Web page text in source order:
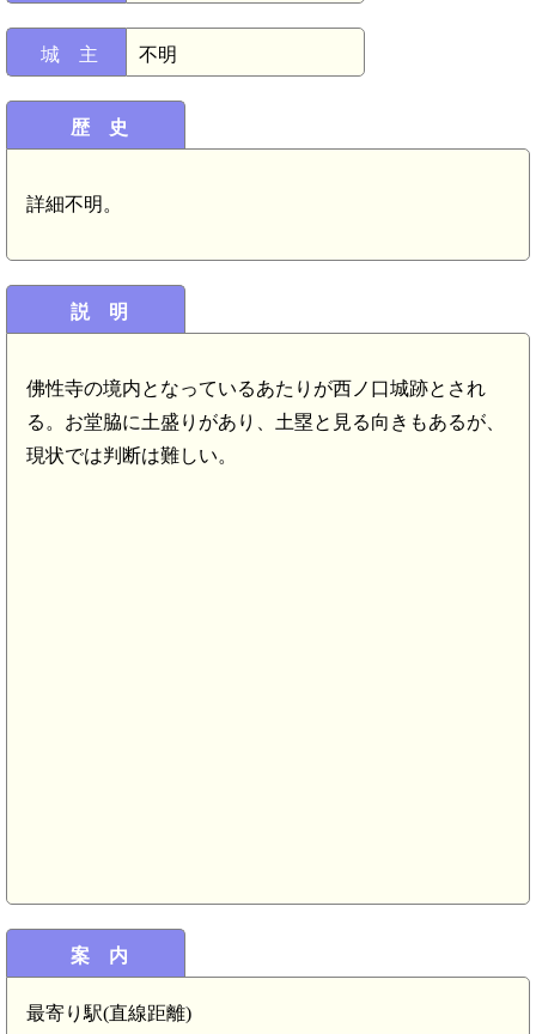
城 主 不明
歴 史
詳細不明。
説 明
佛性寺の境内となっているあたりが西ノ口城跡とされ
る。お堂脇に土盛りがあり、土塁と見る向きもあるが、
現状では判断は難しい。
案 内
最寄り駅(直線距離)